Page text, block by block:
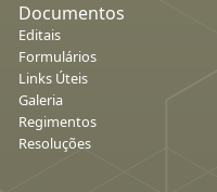
Documentos
Editais
Formulários
Links Úteis
Galeria
Regimentos
Resoluções